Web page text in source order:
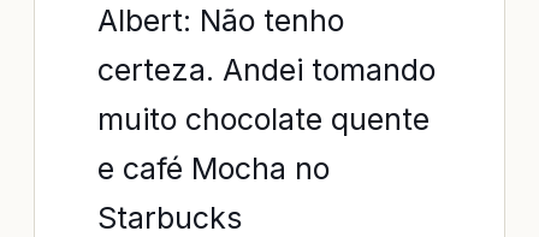
Albert: Não tenho
certeza. Andei tomando
muito chocolate quente
e café Mocha no
Starbucks